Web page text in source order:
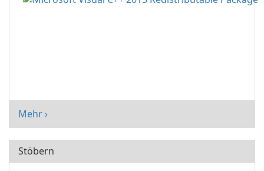
Mehr ›
Stöbern